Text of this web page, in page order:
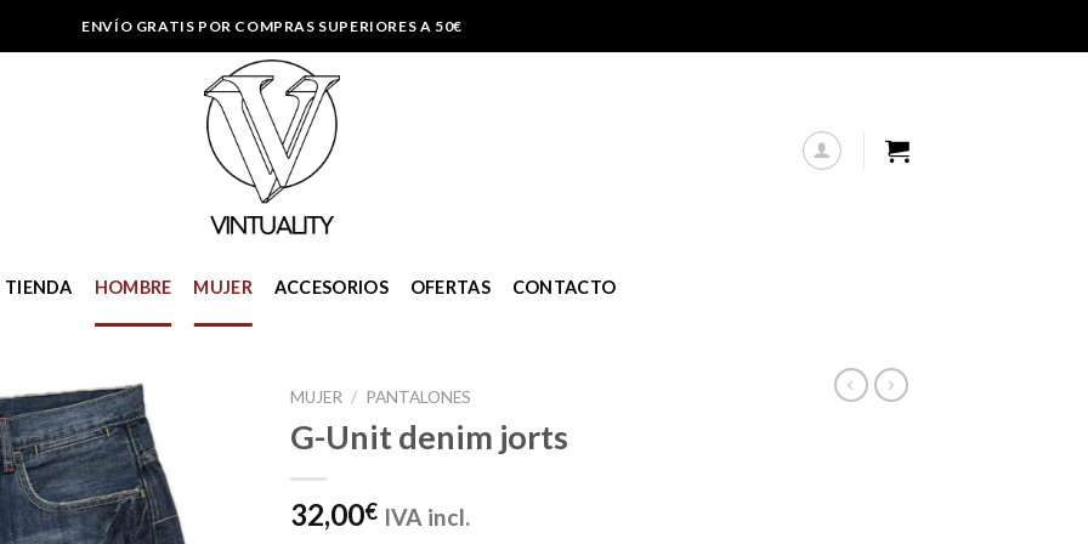
ENVÍO GRATIS POR COMPRAS SUPERIORES A 50€
TIENDA HOMBRE MUJER ACCESORIOS OFERTAS CONTACTO
MUJER / PANTALONES
G-Unit denim jorts
32,00€ IVA incl.